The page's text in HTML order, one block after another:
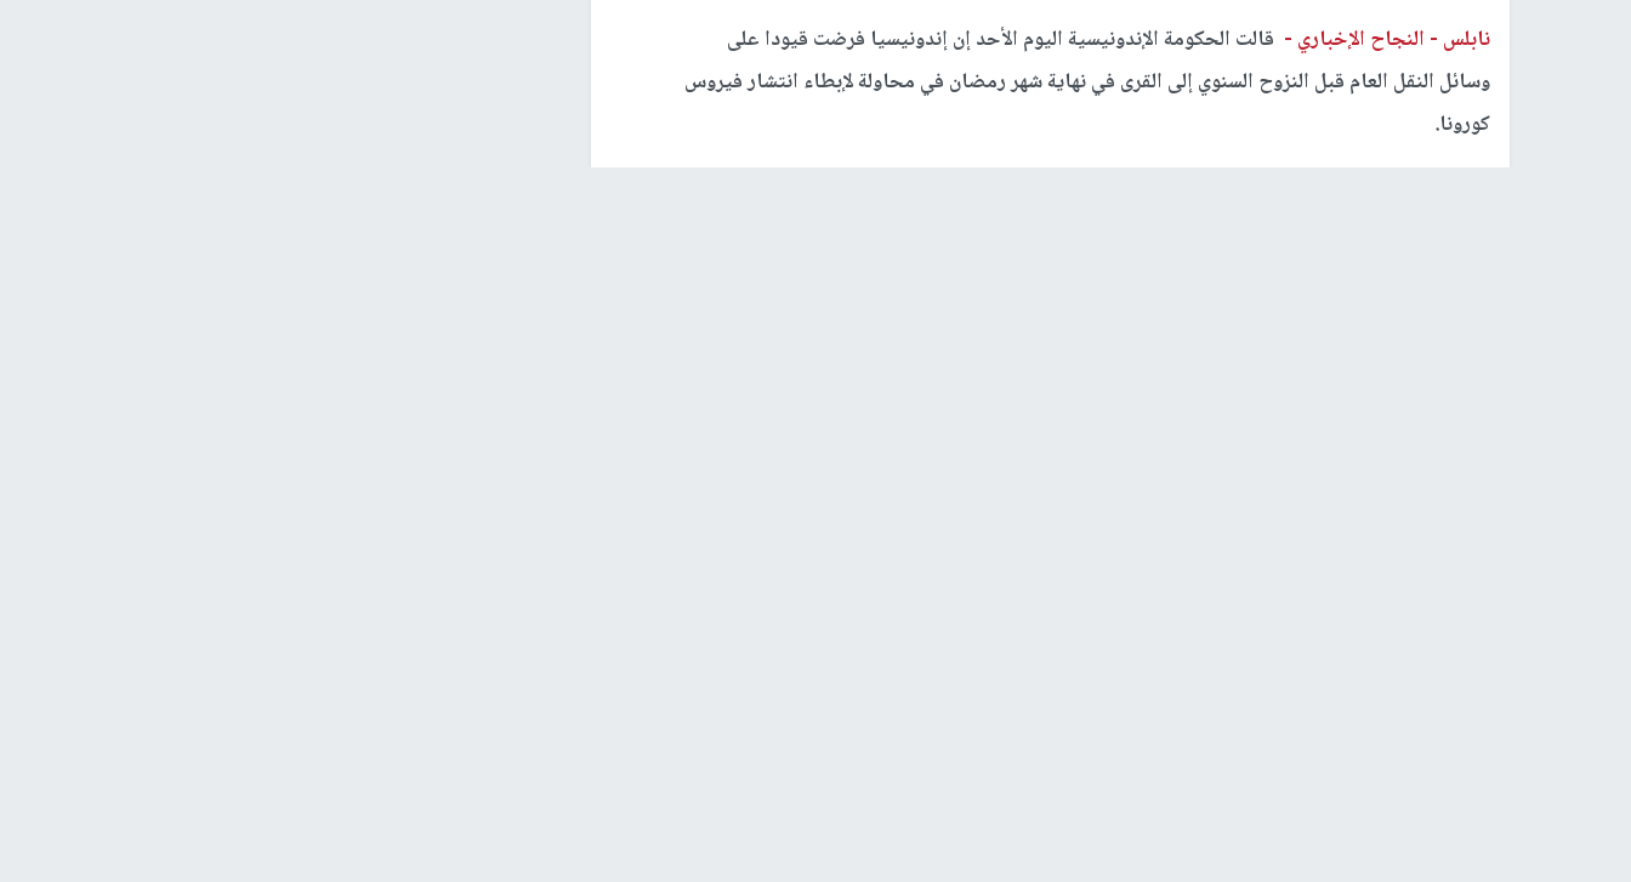
نابلس - النجاح الإخباري - قالت الحكومة الإندونيسية اليوم الأحد إن إندونيسيا فرضت قيودا على
وسائل النقل العام قبل النزوح السنوي إلى القرى في نهاية شهر رمضان في محاولة لإبطاء انتشار فيروس
كورونا.